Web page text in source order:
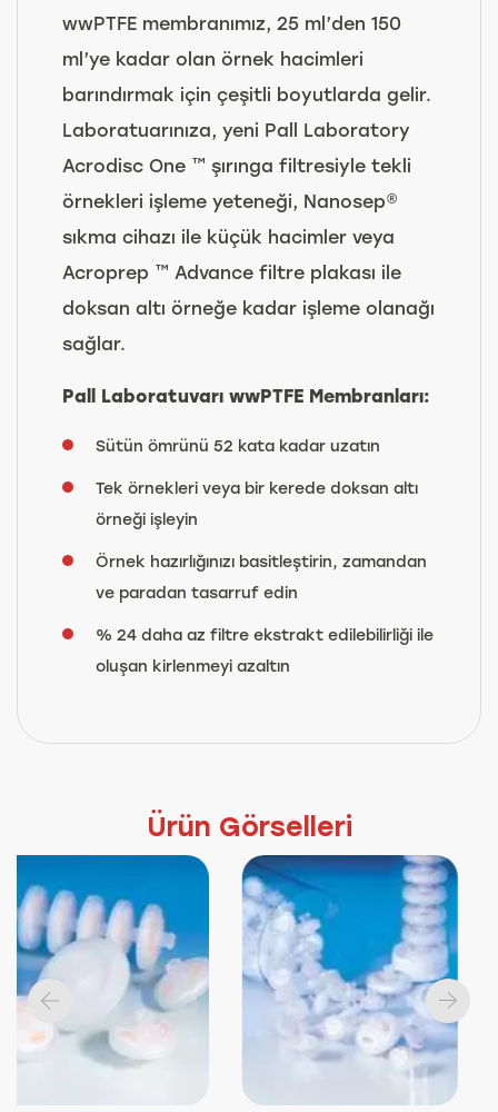
wwPTFE membranımız, 25 ml’den 150
ml’ye kadar olan örnek hacimleri
barındırmak için çeşitli boyutlarda gelir.
Laboratuarınıza, yeni Pall Laboratory
Acrodisc One ™ şırınga filtresiyle tekli
örnekleri işleme yeteneği, Nanosep®
sıkma cihazı ile küçük hacimler veya
Acroprep ™ Advance filtre plakası ile
doksan altı örneğe kadar işleme olanağı
sağlar.
Pall Laboratuvarı wwPTFE Membranları:
Sütün ömrünü 52 kata kadar uzatın
Tek örnekleri veya bir kerede doksan altı
örneği işleyin
Örnek hazırlığınızı basitleştirin, zamandan
ve paradan tasarruf edin
% 24 daha az filtre ekstrakt edilebilirliği ile
oluşan kirlenmeyi azaltın
Ürün Görselleri